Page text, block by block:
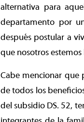
alternativa para
departamento por
después postular a
que nosotros
Cabe mencionar que
de todos los
del subsidio DS. 52,